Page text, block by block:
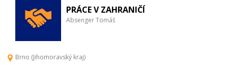
PRÁCE V ZAHRANIČÍ
Absenger Tomáš
Brno (Jihomoravský kraj)